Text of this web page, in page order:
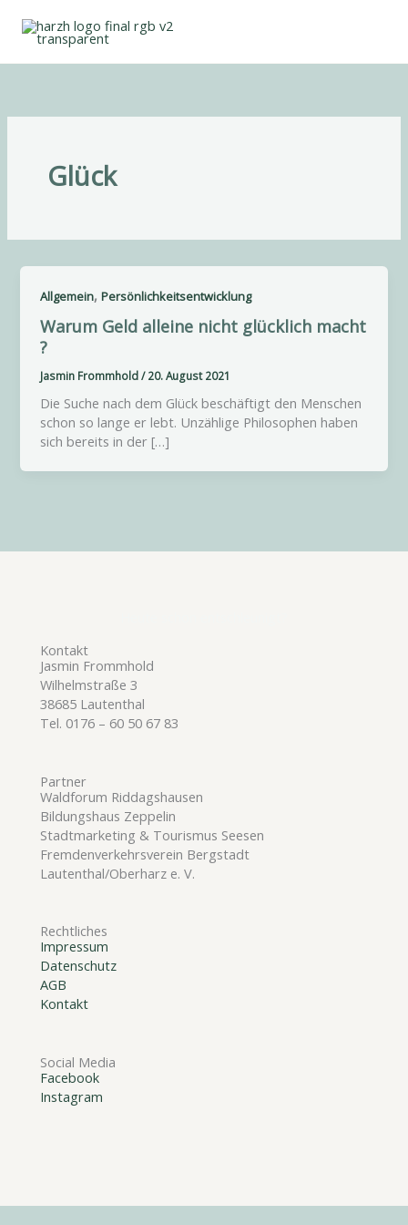
Inhalt
springen
Glück
Allgemein,Persönlichkeitsentwicklung
Warum Geld alleine nicht glücklich macht
?
Jasmin Frommhold/20. August 2021
Die Suche nach dem Glück beschäftigt den Menschen
schon so lange er lebt. Unzählige Philosophen haben
sich bereits in der […]
Kontakt
Jasmin Frommhold
Wilhelmstraße 3
38685 Lautenthal
Tel. 0176 – 60 50 67 83
Partner
Waldforum Riddagshausen
Bildungshaus Zeppelin
Stadtmarketing & Tourismus Seesen
Fremdenverkehrsverein Bergstadt
Lautenthal/Oberharz e. V.
Rechtliches
Impressum
Datenschutz
AGB
Kontakt
Social Media
Facebook
Instagram